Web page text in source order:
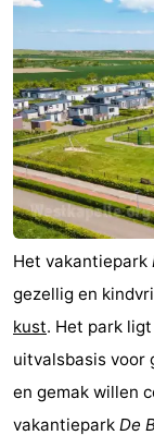
Het vakantiepark
gezellig en
kust. Het park
uitvalsbasis voor
en gemak willen
vakantiepark De